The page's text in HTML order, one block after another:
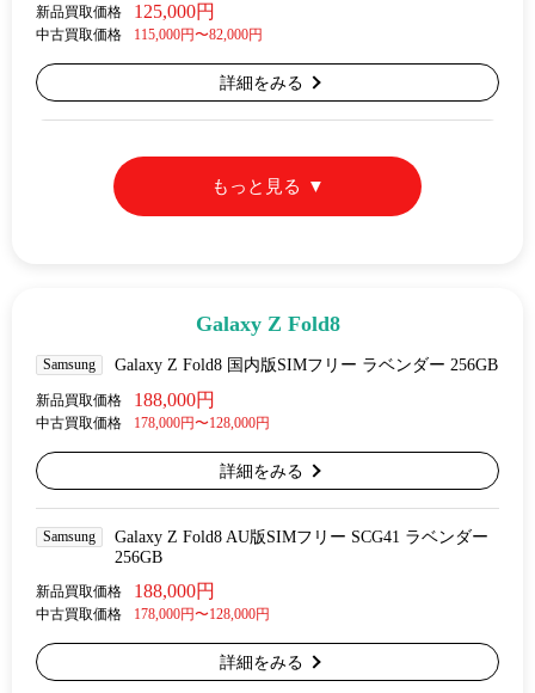
新品買取価格 125,000円
中古買取価格 115,000円〜82,000円
詳細をみる
もっと見る
Galaxy Z Fold8
Samsung Galaxy Z Fold8 国内版SIMフリー ラベンダー 256GB
新品買取価格 188,000円
中古買取価格 178,000円〜128,000円
詳細をみる
Samsung
Galaxy Z Fold8 AU版SIMフリー SCG41 ラベンダー
256GB
新品買取価格 188,000円
中古買取価格 178,000円〜128,000円
詳細をみる